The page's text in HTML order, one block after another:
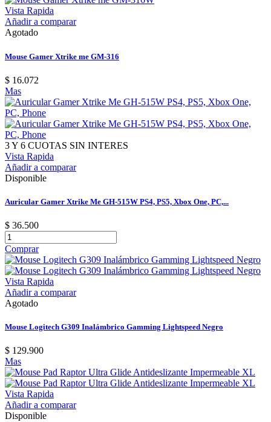
Vista Rapida
Añadir a comparar
Agotado
Mouse Gamer Xtrike me GM-316
$ 16.072
Mas
3 Y 6 CUOTAS SIN INTERES
Vista Rapida
Añadir a comparar
Disponible
Auricular Gamer Xtrike Me GH-515W PS4, PS5, Xbox One, PC,...
$ 36.500
Comprar
Vista Rapida
Añadir a comparar
Agotado
Mouse Logitech G309 Inalámbrico Gamming Lightspeed Negro
$ 129.900
Mas
Vista Rapida
Añadir a comparar
Disponible